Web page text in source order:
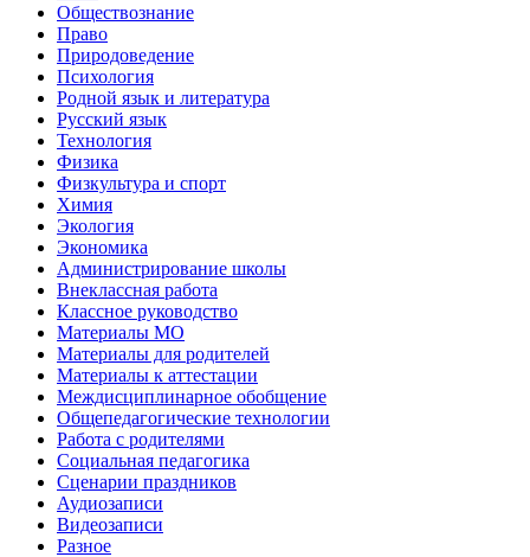
Обществознание
Право
Природоведение
Психология
Родной язык и литература
Русский язык
Технология
Физика
Физкультура и спорт
Химия
Экология
Экономика
Администрирование школы
Внеклассная работа
Классное руководство
Материалы МО
Материалы для родителей
Материалы к аттестации
Междисциплинарное обобщение
Общепедагогические технологии
Работа с родителями
Социальная педагогика
Сценарии праздников
Аудиозаписи
Видеозаписи
Разное